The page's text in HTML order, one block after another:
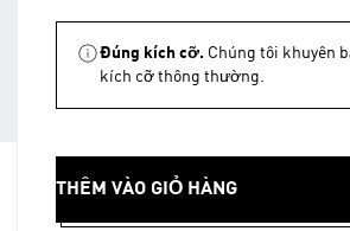
Đúng kích cỡ. Chúng tôi khuyên
kích cỡ thông thường.
THÊM VÀO GIỎ HÀNG